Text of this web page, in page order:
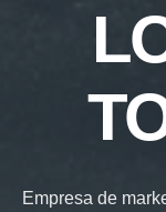
Empresa de